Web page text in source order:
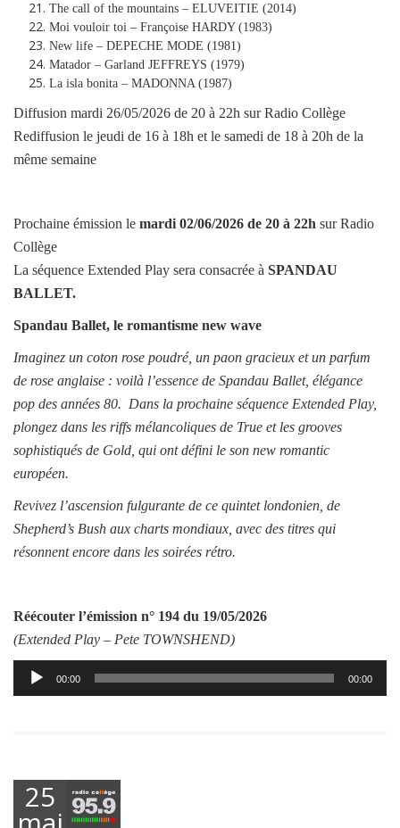
The call of the mountains – ELUVEITIE (2014)
Moi vouloir toi – Françoise HARDY (1983)
New life – DEPECHE MODE (1981)
Matador – Garland JEFFREYS (1979)
La isla bonita – MADONNA (1987)
Diffusion mardi 26/05/2026 de 20 à 22h sur Radio Collège
Rediffusion le jeudi de 16 à 18h et le samedi de 18 à 20h de la
même semaine
Prochaine émission le mardi 02/06/2026 de 20 à 22h sur Radio
Collège
La séquence Extended Play sera consacrée à SPANDAU
BALLET.
Spandau Ballet, le romantisme new wave
Imaginez un coton rose poudré, un paon gracieux et un parfum
de rose anglaise : voilà l’essence de Spandau Ballet, élégance
pop des années 80. Dans la prochaine séquence Extended Play,
plongez dans les riffs mélancoliques de True et les grooves
sophistiqués de Gold, qui ont défini le son new romantic
européen.
Revivez l’ascension fulgurante de ce quintet londonien, de
Shepherd’s Bush aux charts mondiaux, avec des titres qui
résonnent encore dans les soirées rétro.
Réécouter l’émission n° 194 du 19/05/2026
(Extended Play – Pete TOWNSHEND)
Lecteur
audio
00:00 00:00
25